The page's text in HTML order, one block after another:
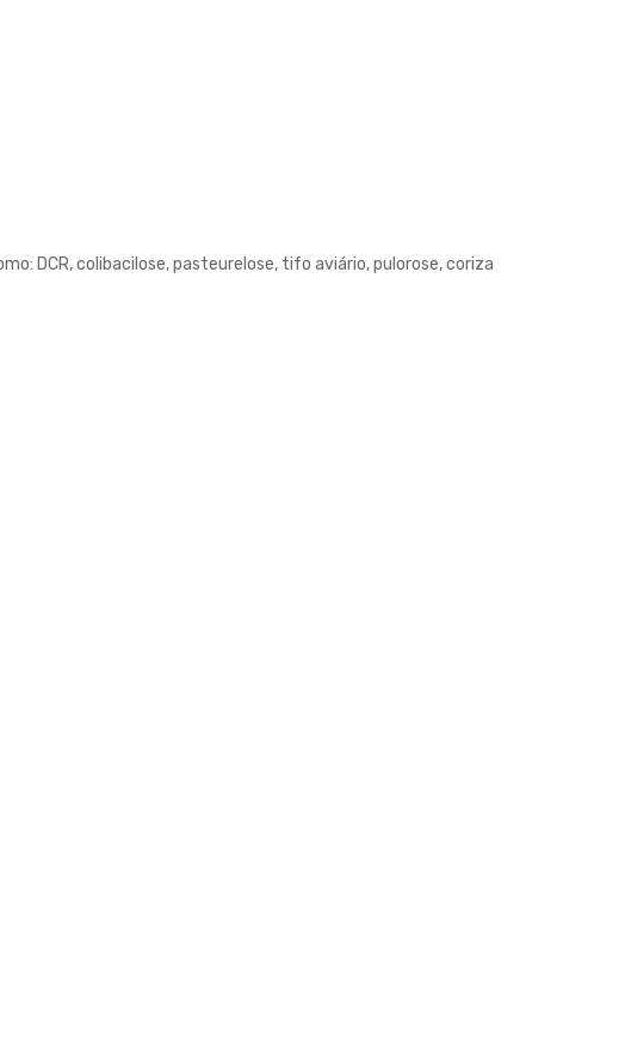
DCR, colibacilose, pasteurelose, tifo aviário, pulorose, coriza